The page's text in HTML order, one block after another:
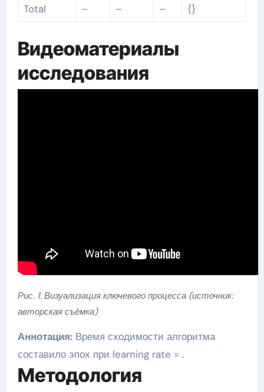
Total – – – {}
Видеоматериалы
исследования
Рис. 1. Визуализация ключевого процесса (источник:
авторская съёмка)
Аннотация:Время сходимости алгоритма
составило эпох при learning rate = .
Методология